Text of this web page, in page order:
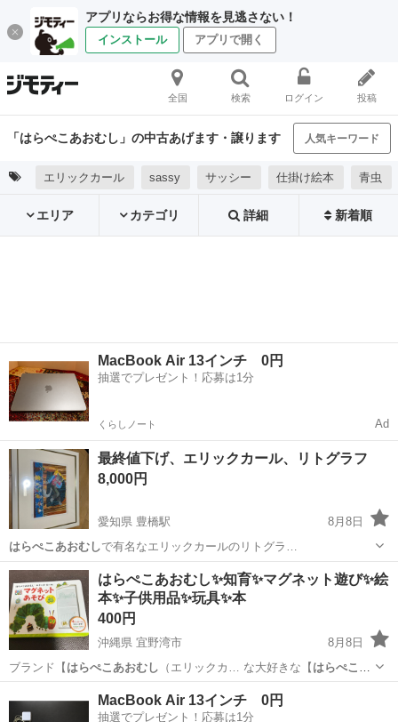
アプリならお得な情報を見逃さない！
インストール アプリで開く
全国 検索 ログイン 投稿
「はらぺこあおむし」の中古あげます・譲ります 人気キーワード
エリックカール sassy サッシー 仕掛け絵本 青虫
エリア カテゴリ 詳細 新着順
MacBook Air 13インチ 0円
抽選でプレゼント！応募は1分
くらしノート Ad
最終値下げ、エリックカール、リトグラフ
8,000円
愛知県 豊橋駅
8月8日
はらぺこあおむしで有名なエリックカールのリトグラ…
愛知 豊橋市 豊橋駅 その他 エリックカール
はらぺこあおむし✨知育✨マグネット遊び✨絵
本✨子供用品✨玩具✨本
400円
沖縄県 宜野湾市
8月8日
ブランド【 はらぺこあおむし （エリックカ… な大好きな【 はらぺこあ
おむし】のマグネッ… めます✨はらぺこあおむしのお話が好き…
MacBook Air 13インチ 0円
抽選でプレゼント！応募は1分